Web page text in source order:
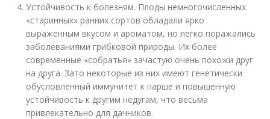
Устойчивость к болезням. Плоды немногочисленных
«старинных» ранних сортов обладали ярко
выраженным вкусом и ароматом, но легко поражались
заболеваниями грибковой природы. Их более
современные «собратья» зачастую очень похожи друг
на друга. Зато некоторые из них имеют генетически
обусловленный иммунитет к парше и повышенную
устойчивость к другим недугам, что весьма
привлекательно для дачников.